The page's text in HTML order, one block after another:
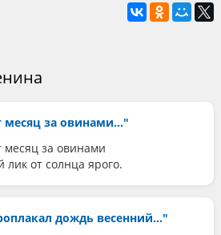
месяц за овинами..."
месяц за овинами
лик от солнца ярого.
дождь весенний..."